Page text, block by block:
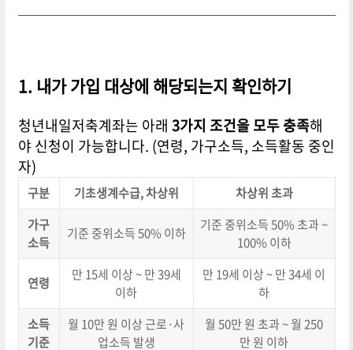
1. 내가 가입 대상에 해당되는지 확인하기
청년내일저축계좌는 아래 3가지 조건을 모두 충족해
야 신청이 가능합니다. (연령, 가구소득, 소득활동 중인
자)
구분 기초생계수급, 차상위
차상위 초과
가구
소득
기준 중위소득 50% 이하
기준 중위소득 50% 초과 ~
100% 이하
연령
만 15세 이상 ~ 만 39세
이하
만 19세 이상 ~ 만 34세 이
하
소득
기준
월 10만 원 이상 근로·사
업소득 발생
월 50만 원 초과 ~ 월 250
만 원 이하